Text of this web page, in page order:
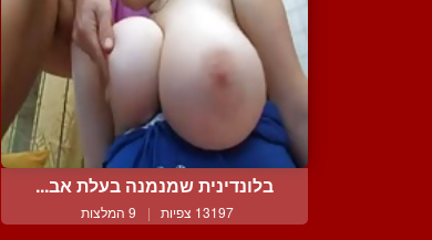
בלונדינית שמנמנה בעלת אב...
13197 צפיות | 9 המלצות